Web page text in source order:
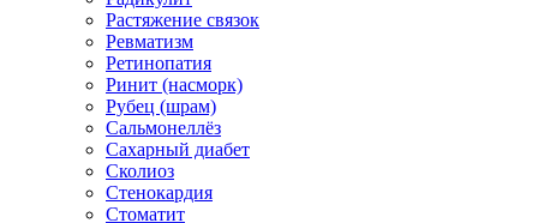
Растяжение связок
Ревматизм
Ретинопатия
Ринит (насморк)
Рубец (шрам)
Сальмонеллёз
Сахарный диабет
Сколиоз
Стенокардия
Стоматит